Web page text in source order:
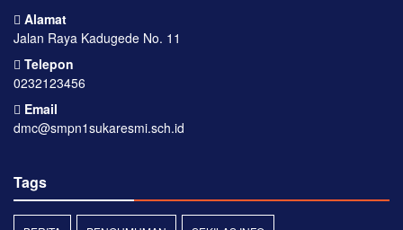
Alamat
Jalan Raya Kadugede No. 11
Telepon
0232123456
Email
dmc@smpn1sukaresmi.sch.id
Tags